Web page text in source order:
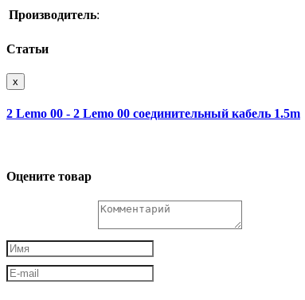
Производитель:
Статьи
x
2 Lemo 00 - 2 Lemo 00 соединительный кабель 1.5m
Оцените товар